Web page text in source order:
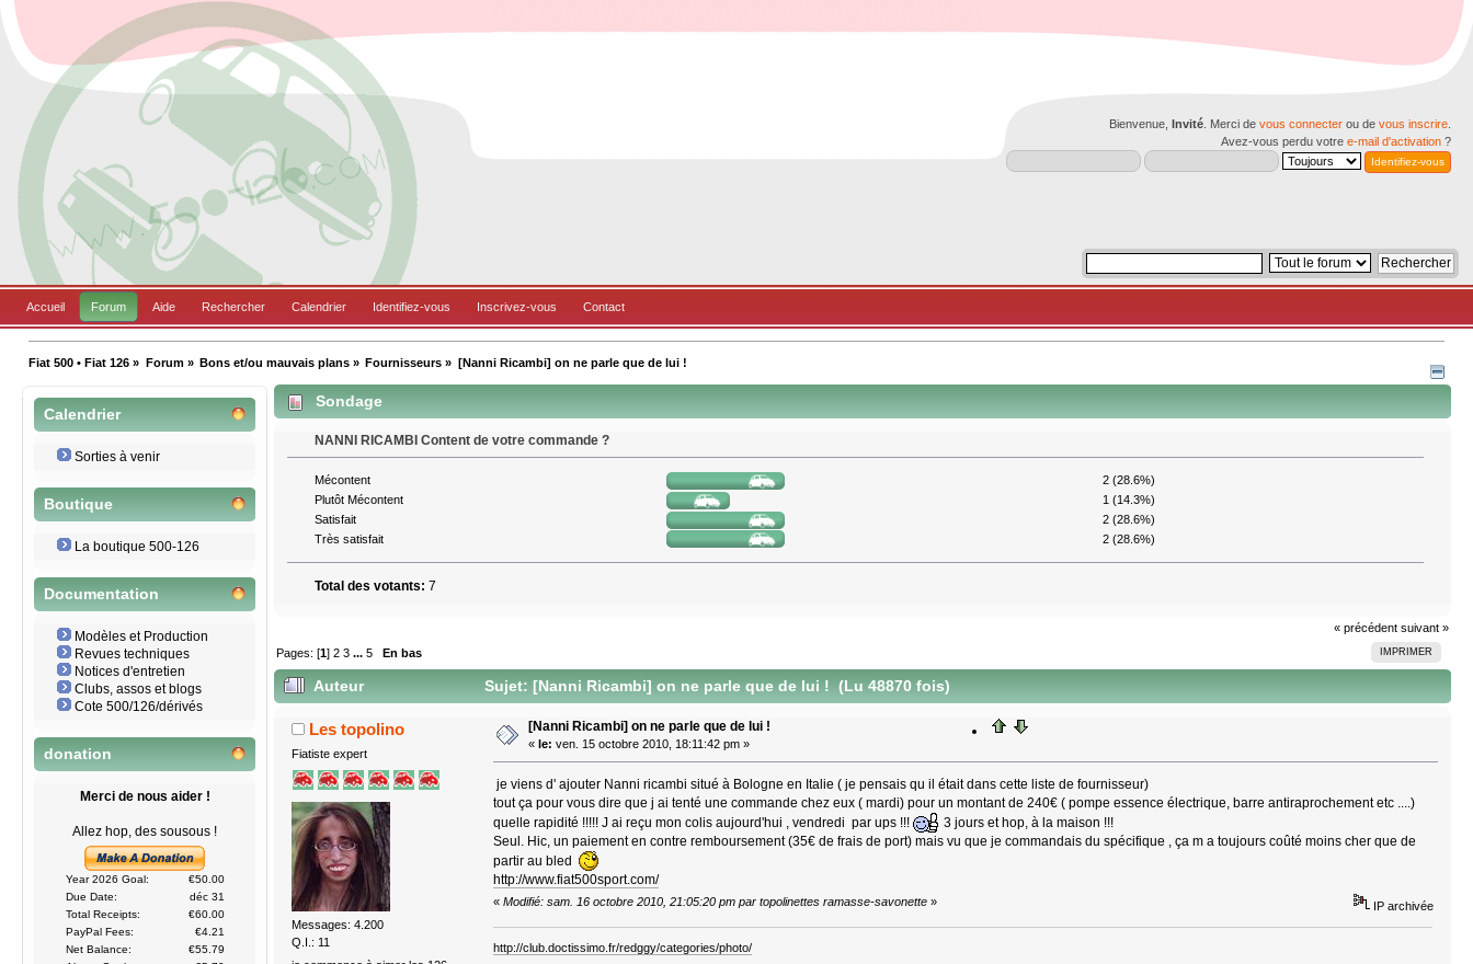
Bienvenue, Invité . Merci de vous connecter ou de vous inscrire
Avez-vous perdu votre e-mail d'activation ?
Accueil Forum Aide Rechercher Calendrier Identifiez-vous Inscrivez-vous Contact
Fiat 500 • Fiat 126 » Forum» Bons et/ou mauvais plans» Fournisseurs » [Nanni Ricambi] on ne parle que de lui !
Calendrier
Sorties à venir
Boutique
La boutique 500-126
Documentation
Modèles et Production
Revues techniques
Notices d'entretien
Clubs, assos et blogs
Cote 500/126/dérivés
donation
Merci de nous aider !
Allez hop, des sousous !
Year 2026 Goal:
€50.00
Due Date:
déc 31
Total Receipts:
€60.00
PayPal Fees:
€4.21
Net Balance:
€55.79
Sondage
NANNI RICAMBI Content de votre commande ?
Mécontent
2 (28.6%)
Plutôt Mécontent
1 (14.3%)
Satisfait
2 (28.6%)
Très satisfait
2 (28.6%)
Total des votants: 7
« précédent suivant »
IMPRIMER
Pages: [1]2 3 ...5 En bas
Auteur Sujet: [Nanni Ricambi] on ne parle que de lui ! (Lu 48870 fois)
Les topolino
Fiatiste expert
Messages: 4.200
Q.I.: 11
[Nanni Ricambi] on ne parle que de lui !
« le: ven. 15 octobre 2010, 18:11:42 pm »
je viens d' ajouter Nanni ricambi situé à Bologne en Italie ( je pensais qu il était dans cette liste de fournisseur)
tout ça pour vous dire que j ai tenté une commande chez eux ( mardi) pour un montant de 240€ ( pompe essence électrique, barre antiraprochement etc ....)
quelle rapidité !!!!! J ai reçu mon colis aujourd'hui , vendredi par ups !!!
3 jours et hop, à la maison !!!
Seul. Hic, un paiement en contre remboursement (35€ de frais de port) mais vu que je commandais du spécifique , ça m a toujours coûté moins cher que de
partir au bled
http://www.fiat500sport.com/
« Modifié: sam. 16 octobre 2010, 21:05:20 pm par topolinettes ramasse-savonette» IP archivée
http://club.doctissimo.fr/redggy/categories/photo/